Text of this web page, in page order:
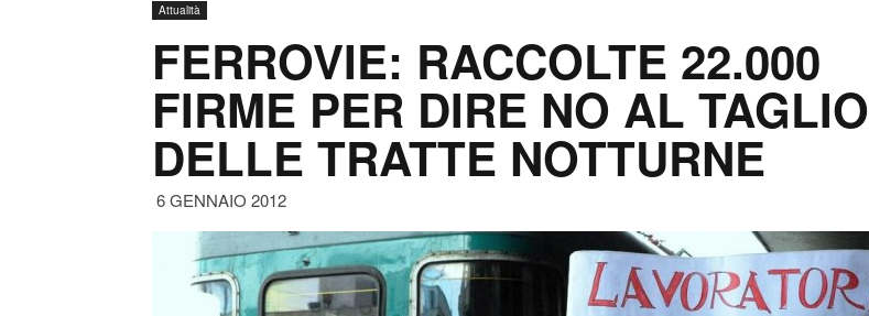
Attualità
FERROVIE: RACCOLTE 22.000
FIRME PER DIRE NO AL TAGLIO
DELLE TRATTE NOTTURNE
6 GENNAIO 2012